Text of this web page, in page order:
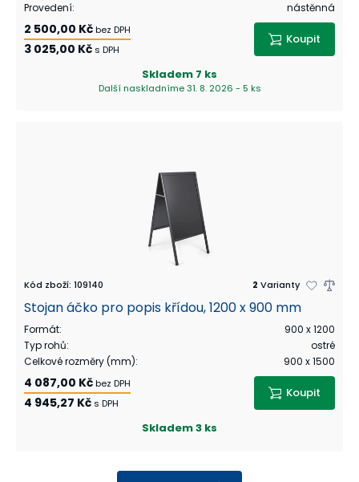
Provedení: nástěnná
2 500,00 Kčbez DPH
3 025,00 Kč s DPH
Koupit
Skladem 7 ks
Další naskladníme 31. 8. 2026 - 5 ks
Kód zboží: 109140 2 Varianty
Stojan áčko pro popis křídou, 1200 x 900 mm
Formát:
900 x 1200
Typ rohů:
ostré
Celkové rozměry (mm): 900 x 1500
4 087,00 Kčbez DPH
4 945,27 Kč s DPH
Koupit
Skladem3 ks